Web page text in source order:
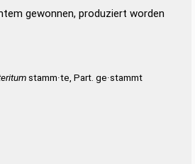
gewonnen, produziert worden
stamm·te, Part. ge·stammt